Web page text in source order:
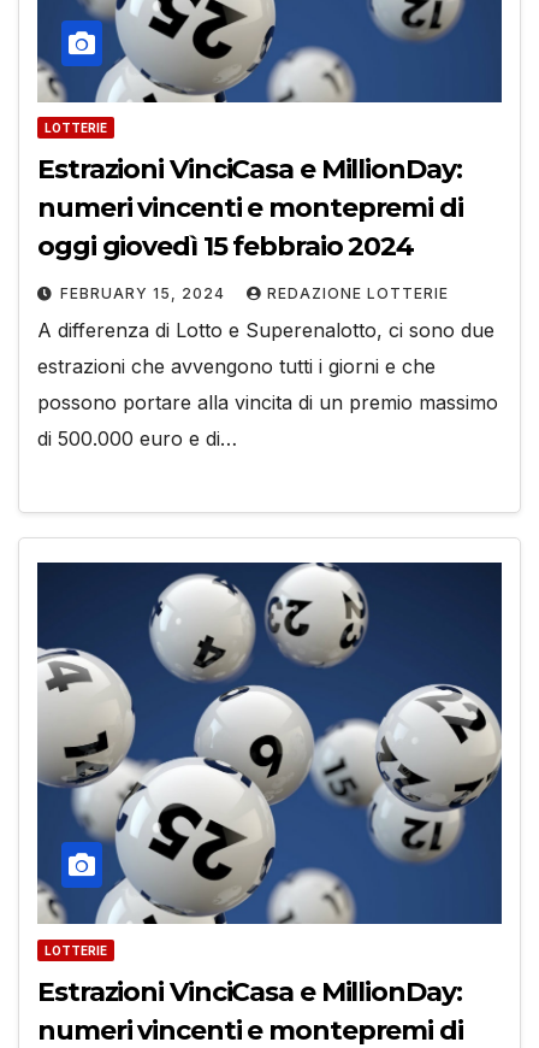
LOTTERIE
Estrazioni VinciCasa e MillionDay:
numeri vincenti e montepremi di
oggi giovedì 15 febbraio 2024
FEBRUARY 15, 2024 REDAZIONE LOTTERIE
A differenza di Lotto e Superenalotto, ci sono due
estrazioni che avvengono tutti i giorni e che
possono portare alla vincita di un premio massimo
di 500.000 euro e di…
LOTTERIE
Estrazioni VinciCasa e MillionDay:
numeri vincenti e montepremi di